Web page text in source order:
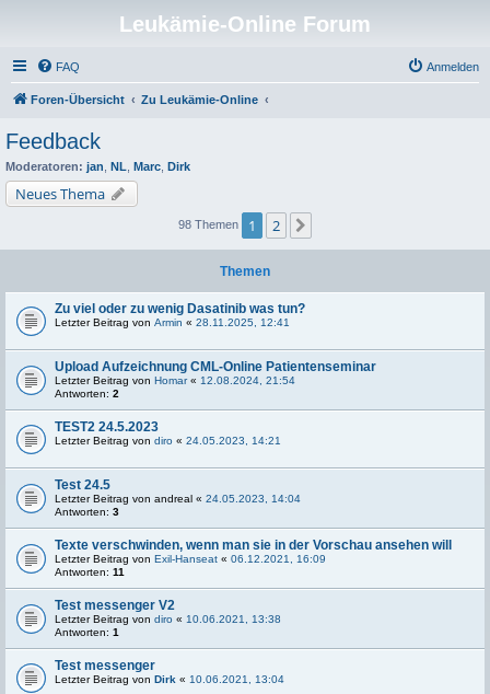
Leukämie-Online Forum
FAQ Anmelden
Foren-Übersicht Zu Leukämie-Online
Feedback
Moderatoren: jan NL Marc Dirk
Neues Thema
98 Themen 1 2
Themen
Zu viel oder zu wenig Dasatinib was tun?
Letzter Beitrag von Armin « 28.11.2025, 12:41
Upload Aufzeichnung CML-Online Patientenseminar
Letzter Beitrag von Homar« 12.08.2024, 21:54
Antworten: 2
TEST2 24.5.2023
Letzter Beitrag von diro « 24.05.2023, 14:21
Test 24.5
Letzter Beitrag von andreal « 24.05.2023, 14:04
Antworten: 3
Texte verschwinden, wenn man sie in der Vorschau ansehen will
Letzter Beitrag von Exil-Hanseat « 06.12.2021, 16:09
Antworten: 11
Test messenger V2
Letzter Beitrag von diro « 10.06.2021, 13:38
Antworten: 1
Test messenger
Letzter Beitrag von Dirk « 10.06.2021, 13:04